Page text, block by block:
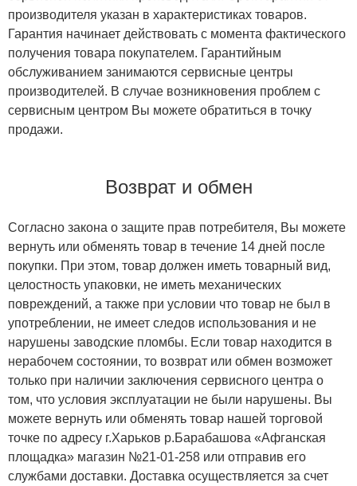
производителя указан в характеристиках товаров.
Гарантия начинает действовать с момента фактического
получения товара покупателем. Гарантийным
обслуживанием занимаются сервисные центры
производителей. В случае возникновения проблем с
сервисным центром Вы можете обратиться в точку
продажи.
Возврат и обмен
Согласно закона о защите прав потребителя, Вы можете
вернуть или обменять товар в течение 14 дней после
покупки. При этом, товар должен иметь товарный вид,
целостность упаковки, не иметь механических
повреждений, а также при условии что товар не был в
употреблении, не имеет следов использования и не
нарушены заводские пломбы. Если товар находится в
нерабочем состоянии, то возврат или обмен возможет
только при наличии заключения сервисного центра о
том, что условия эксплуатации не были нарушены. Вы
можете вернуть или обменять товар нашей торговой
точке по адресу г.Харьков р.Барабашова «Афганская
площадка» магазин №21-01-258 или отправив его
службами доставки. Доставка осуществляется за счет